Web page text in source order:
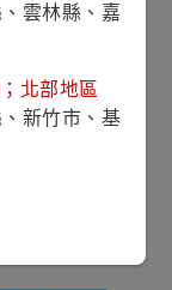
管機構會定期
調整的參考
面能相對較
雲林縣、嘉
北部地區
新竹市、基